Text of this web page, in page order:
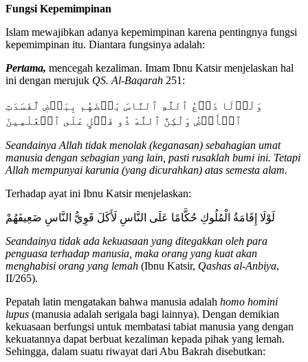
Fungsi Kepemimpinan
Islam mewajibkan adanya kepemimpinan karena pentingnya fungsi
kepemimpinan itu. Diantara fungsinya adalah:
Pertama, mencegah kezaliman. Imam Ibnu Katsir menjelaskan hal
ini dengan merujuk QS. Al-Baqarah 251:
وَلَوۡلَا دَفۡعُ ٱللَّهِ ٱلنَّاسَ بَعۡضَهُم بِبَعۡضٖ لَّفَسَدَتِ
ٱلۡأَرۡضُ وَلَٰكِنَّ ٱللَّهَ ذُو فَضۡلٍ عَلَى ٱلۡعَٰلَمِينَ
Seandainya Allah tidak menolak (keganasan) sebahagian umat
manusia dengan sebagian yang lain, pasti rusaklah bumi ini. Tetapi
Allah mempunyai karunia (yang dicurahkan) atas semesta alam.
Terhadap ayat ini Ibnu Katsir menjelaskan:
لَوْلَا إِقَامَةُ الْمُلُوكِ حُكَّامًا عَلَى النَّاسِ لَأَكَلَ قَوِيُّ النَّاسِ ضَعِيفَهُمْ
Seandainya tidak ada kekuasaan yang ditegakkan oleh para
penguasa terhadap manusia, maka orang yang kuat akan
menghabisi orang yang lemah (Ibnu Katsir, Qashas al-Anbiya,
II/265).
Pepatah latin mengatakan bahwa manusia adalah homo homini
lupus (manusia adalah serigala bagi lainnya). Dengan demikian
kekuasaan berfungsi untuk membatasi tabiat manusia yang dengan
kekuatannya dapat berbuat kezaliman kepada pihak yang lemah.
Sehingga, dalam suatu riwayat dari Abu Bakrah disebutkan: